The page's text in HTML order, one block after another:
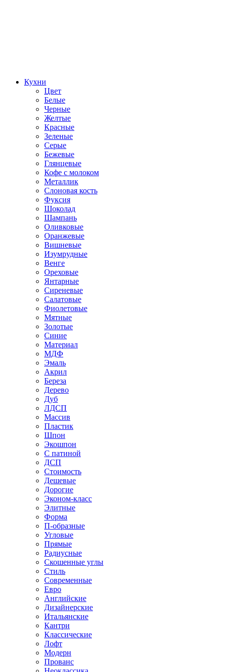
Кухни
Цвет
Белые
Черные
Желтые
Красные
Зеленые
Серые
Бежевые
Глянцевые
Кофе с молоком
Металлик
Слоновая кость
Фуксия
Шоколад
Шампань
Оливковые
Оранжевые
Вишневые
Изумрудные
Венге
Ореховые
Янтарные
Сиреневые
Салатовые
Фиолетовые
Мятные
Золотые
Синие
Материал
МДФ
Эмаль
Акрил
Береза
Дерево
Дуб
ЛДСП
Массив
Пластик
Шпон
Экошпон
С патиной
ДСП
Стоимость
Дешевые
Дорогие
Эконом-класс
Элитные
Форма
П-образные
Угловые
Прямые
Радиусные
Скошенные углы
Стиль
Современные
Евро
Английские
Дизайнерские
Итальянские
Кантри
Классические
Лофт
Модерн
Прованс